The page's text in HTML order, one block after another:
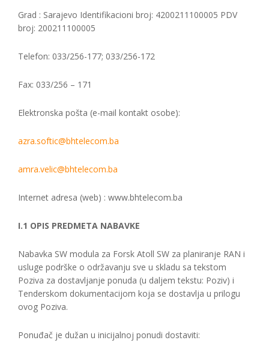
Grad : Sarajevo Identifikacioni broj: 4200211100005 PDV
broj: 200211100005
Telefon: 033/256-177; 033/256-172
Fax: 033/256 – 171
Elektronska pošta (e-mail kontakt osobe):
azra.softic@bhtelecom.ba
amra.velic@bhtelecom.ba
Internet adresa (web) : www.bhtelecom.ba
I.1 OPIS PREDMETA NABAVKE
Nabavka SW modula za Forsk Atoll SW za planiranje RAN i
usluge podrške o održavanju sve u skladu sa tekstom
Poziva za dostavljanje ponuda (u daljem tekstu: Poziv) i
Tenderskom dokumentacijom koja se dostavlja u prilogu
ovog Poziva.
Ponuđač je dužan u inicijalnoj ponudi dostaviti: